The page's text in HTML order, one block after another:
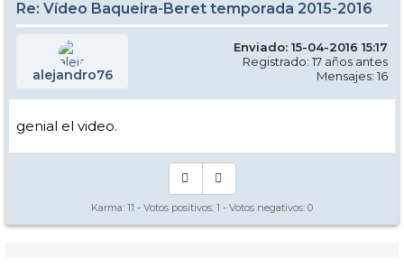
Re: Vídeo Baqueira-Beret temporada 2015-2016
alejandro76
Enviado: 15-04-2016 15:17
Registrado: 17 años antes
Mensajes: 16
genial el video.
Karma: 11 - Votos positivos: 1 - Votos negativos: 0